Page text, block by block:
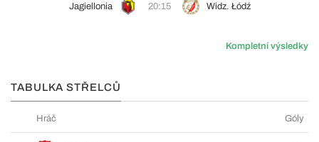
Jagiellonia 20:15 Widz. Łódź
Kompletní výsledky
TABULKA STŘELCŮ
Hráč Góly